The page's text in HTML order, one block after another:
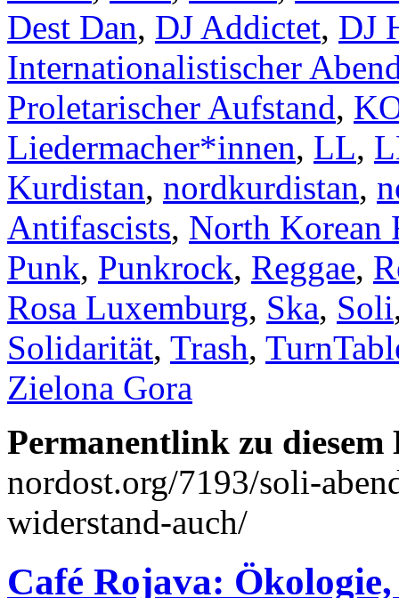
Dest Dan, DJ Addictet, DJ
Internationalistischer
Proletarischer Aufstand,
Liedermacher*innen, LL,
Kurdistan, nordkurdistan,
Antifascists, North Korean
Punk, Punkrock, Reggae,
Rosa Luxemburg, Ska, Soli
Solidarität, Trash,
Zielona Gora
Permanentlink zu
nordost.org/7193/soli-
widerstand-auch/
Café Rojava: